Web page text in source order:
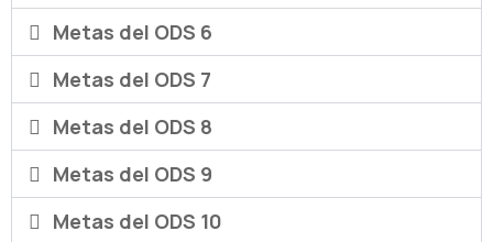
Metas del ODS 6
Metas del ODS 7
Metas del ODS 8
Metas del ODS 9
Metas del ODS 10